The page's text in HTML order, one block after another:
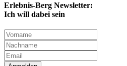
Erlebnis-Berg Newsletter:
Ich will dabei sein